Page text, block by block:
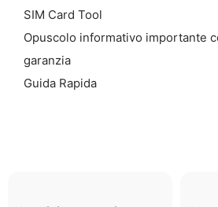
SIM Card Tool
Opuscolo informativo importante
garanzia
Guida Rapida